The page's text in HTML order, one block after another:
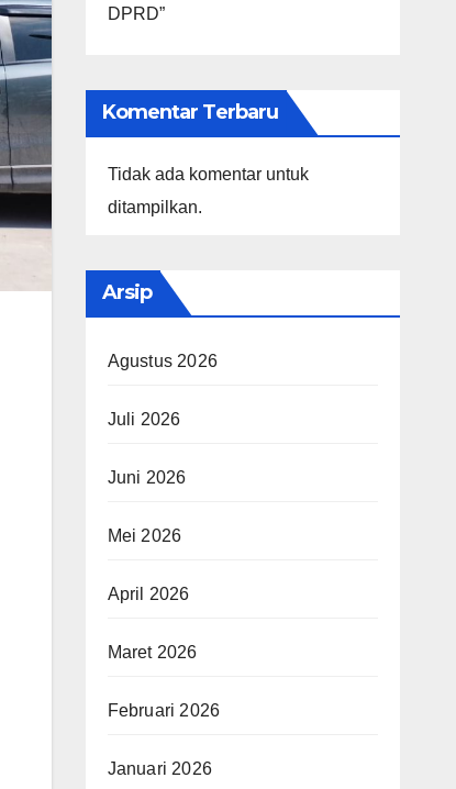
DPRD”
Komentar Terbaru
Tidak ada komentar untuk
ditampilkan.
Arsip
Agustus 2026
Juli 2026
Juni 2026
Mei 2026
April 2026
Maret 2026
Februari 2026
Januari 2026